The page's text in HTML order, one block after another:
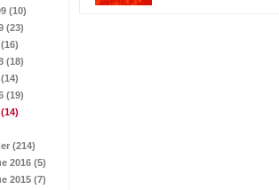
(10)
(23)
(18)
(19)
(14)
(214)
2016 (5)
2015 (7)